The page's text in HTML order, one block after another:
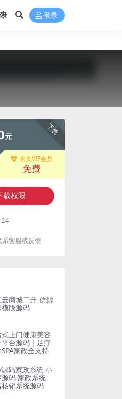
登录
下载
元
永久VIP会员
免费
载权限
客服或反馈
商城二开-仿鲸
模版源码
上门健康美容
平台源码｜足疗
家政全支持
码家政系统 小
码 家政系统
销系统源码